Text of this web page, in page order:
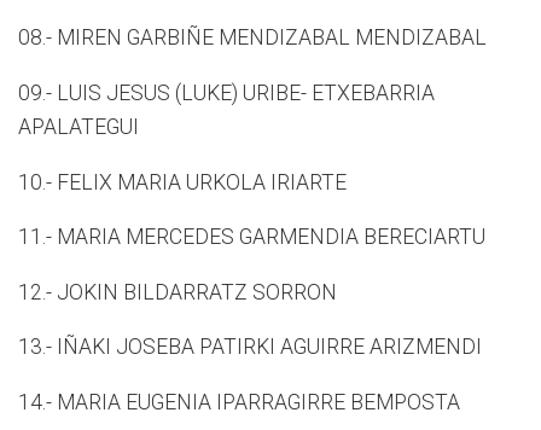
08.- MIREN GARBIÑE MENDIZABAL MENDIZABAL
09.- LUIS JESUS (LUKE) URIBE- ETXEBARRIA
APALATEGUI
10.- FELIX MARIA URKOLA IRIARTE
11.- MARIA MERCEDES GARMENDIA BERECIARTU
12.- JOKIN BILDARRATZ SORRON
13.- IÑAKI JOSEBA PATIRKI AGUIRRE ARIZMENDI
14.- MARIA EUGENIA IPARRAGIRRE BEMPOSTA